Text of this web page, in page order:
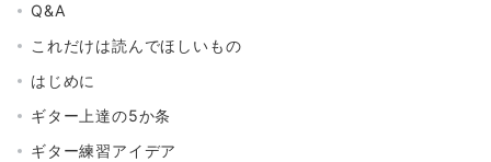
Q&A
これだけは読んでほしいもの
はじめに
ギター上達の5か条
ギター練習アイデア